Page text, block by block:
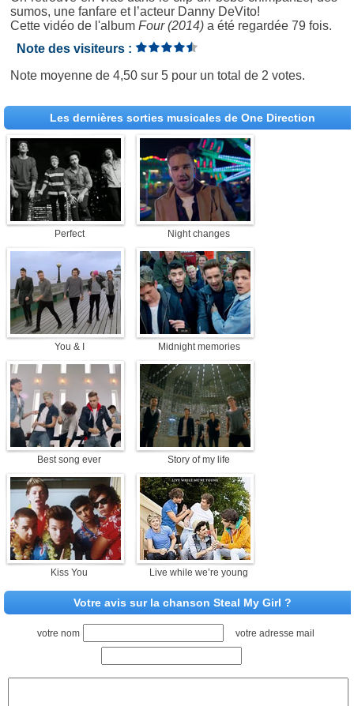
sumos, une fanfare et l’acteur Danny DeVito!
Cette vidéo de l'albumFour (2014) a été regardée 79 fois.
Note des visiteurs :
Note moyenne de4,50 sur5 pour un total de 2 votes.
Les dernières sorties musicales de One Direction
Perfect Night changes
You & I Midnight memories
Best song ever Story of my life
Kiss You Live while we’re young
Votre avis sur la chanson Steal My Girl ?
votre nom votre adresse mail